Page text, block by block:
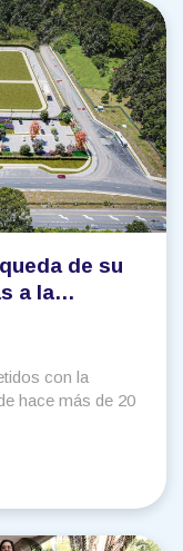
de su
a la
con la
hace más de 20